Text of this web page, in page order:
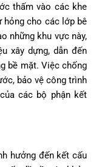
thấm vào các khe
hỏng cho các lớp bê
những khu vực này,
xây dựng, dẫn đến
bề mặt. Việc chống
bảo vệ công trình
các bộ phận kết
hưởng đến kết cấu